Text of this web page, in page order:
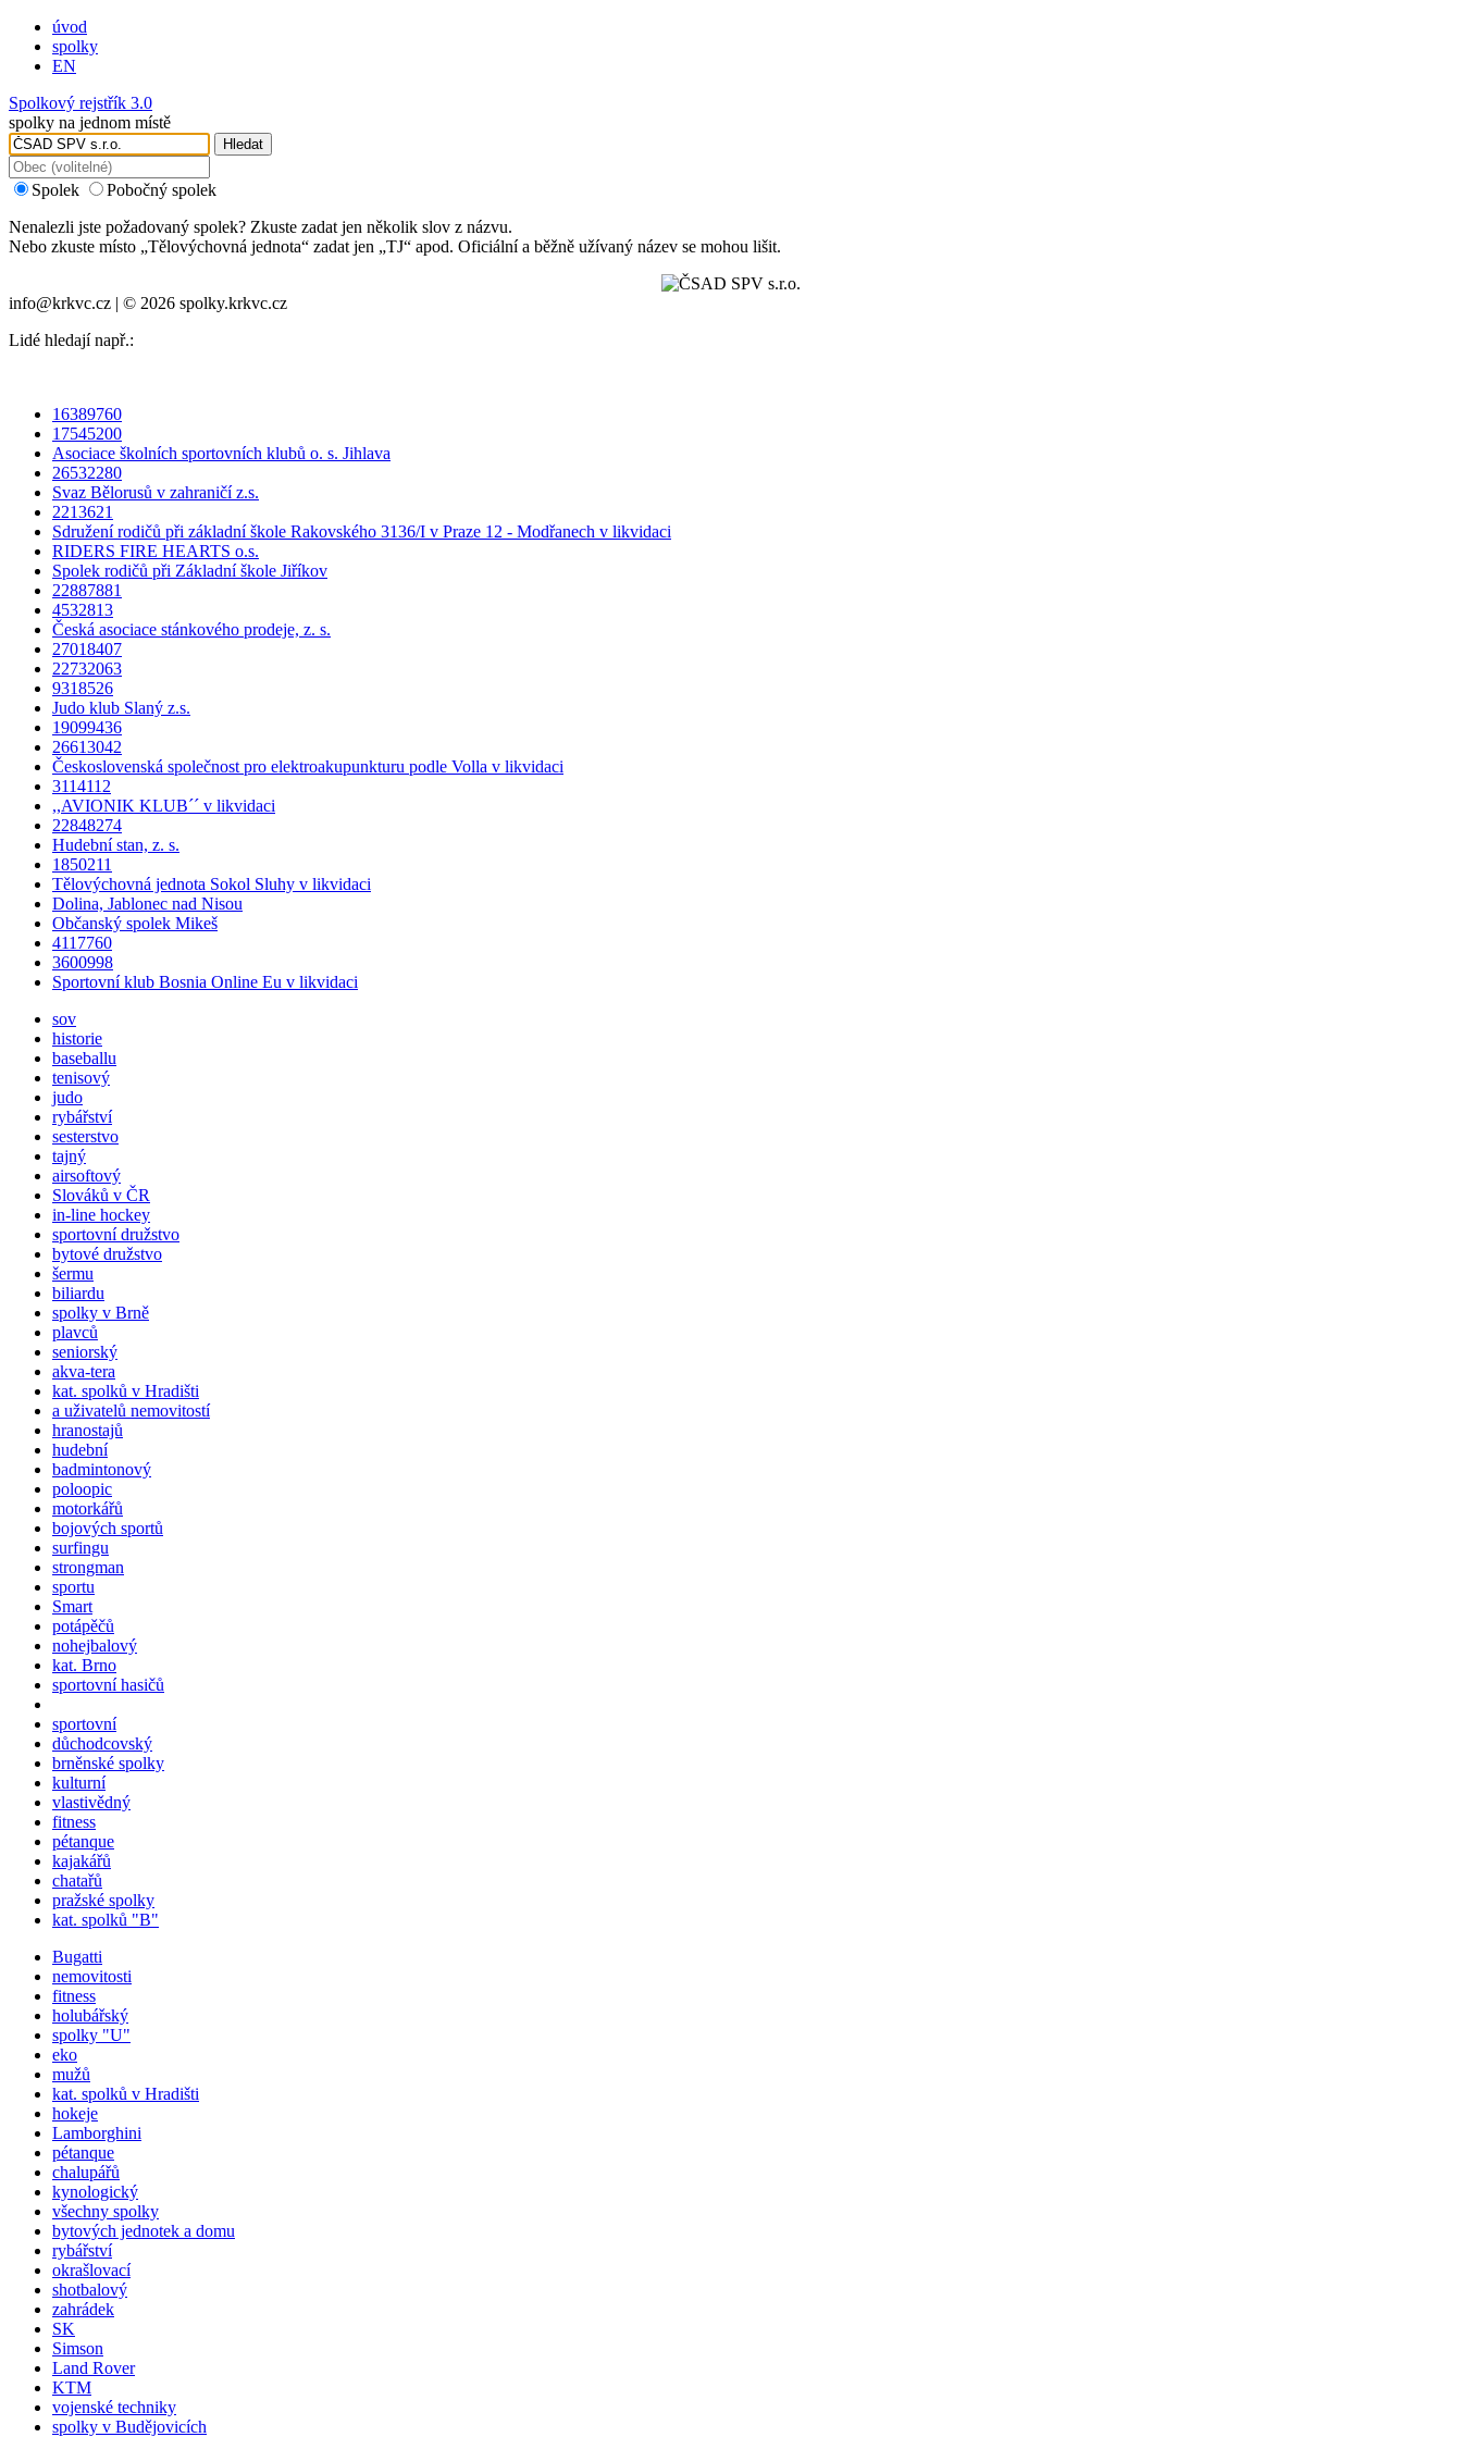
úvod
spolky
EN
Spolkový rejstřík 3.0
spolky na jednom místě
Hledat
Spolek
Pobočný spolek
Nenalezli jste požadovaný spolek? Zkuste zadat jen několik slov z názvu.
Nebo zkuste místo „Tělovýchovná jednota“ zadat jen „TJ“ apod. Oficiální a běžně užívaný název se mohou lišit.
info@krkvc.cz | © 2026 spolky.krkvc.cz
Lidé hledají např.:
16389760
17545200
Asociace školních sportovních klubů o. s. Jihlava
26532280
Svaz Bělorusů v zahraničí z.s.
2213621
Sdružení rodičů při základní škole Rakovského 3136/I v Praze 12 - Modřanech v likvidaci
RIDERS FIRE HEARTS o.s.
Spolek rodičů při Základní škole Jiříkov
22887881
4532813
Česká asociace stánkového prodeje, z. s.
27018407
22732063
9318526
Judo klub Slaný z.s.
19099436
26613042
Československá společnost pro elektroakupunkturu podle Volla v likvidaci
3114112
,,AVIONIK KLUB´´ v likvidaci
22848274
Hudební stan, z. s.
1850211
Tělovýchovná jednota Sokol Sluhy v likvidaci
Dolina, Jablonec nad Nisou
Občanský spolek Mikeš
4117760
3600998
Sportovní klub Bosnia Online Eu v likvidaci
sov
historie
baseballu
tenisový
judo
rybářství
sesterstvo
tajný
airsoftový
Slováků v ČR
in-line hockey
sportovní družstvo
bytové družstvo
šermu
biliardu
spolky v Brně
plavců
seniorský
akva-tera
kat. spolků v Hradišti
a uživatelů nemovitostí
hranostajů
hudební
badmintonový
poloopic
motorkářů
bojových sportů
surfingu
strongman
sportu
Smart
potápěčů
nohejbalový
kat. Brno
sportovní hasičů
sportovní
důchodcovský
brněnské spolky
kulturní
vlastivědný
fitness
pétanque
kajakářů
chatařů
pražské spolky
kat. spolků "B"
Bugatti
nemovitosti
fitness
holubářský
spolky "U"
eko
mužů
kat. spolků v Hradišti
hokeje
Lamborghini
pétanque
chalupářů
kynologický
všechny spolky
bytových jednotek a domu
rybářství
okrašlovací
shotbalový
zahrádek
SK
Simson
Land Rover
KTM
vojenské techniky
spolky v Budějovicích